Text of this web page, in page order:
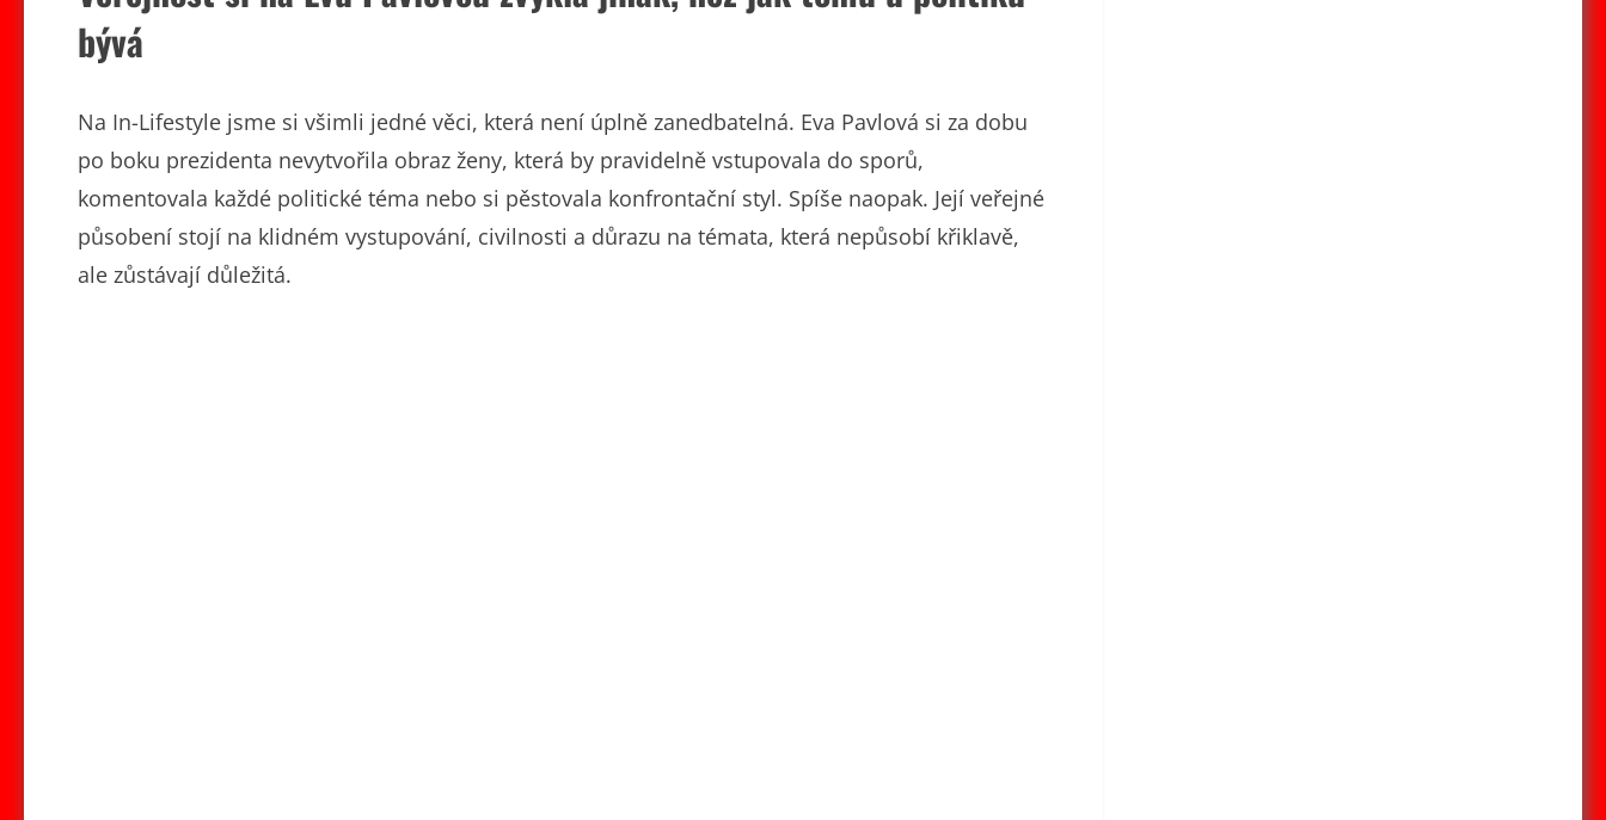
bývá
Na In-Lifestyle jsme si všimli jedné věci, která není úplně zanedbatelná. Eva Pavlová si za dobu
po boku prezidenta nevytvořila obraz ženy, která by pravidelně vstupovala do sporů,
komentovala každé politické téma nebo si pěstovala konfrontační styl. Spíše naopak. Její veřejné
působení stojí na klidném vystupování, civilnosti a důrazu na témata, která nepůsobí křiklavě,
ale zůstávají důležitá.